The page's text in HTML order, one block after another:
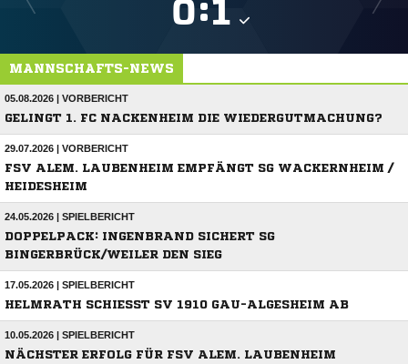
:
MANNSCHAFTS-NEWS
05.08.2026 | VORBERICHT
GELINGT 1. FC NACKENHEIM DIE WIEDERGUTMACHUNG?
29.07.2026 | VORBERICHT
FSV ALEM. LAUBENHEIM EMPFÄNGT SG WACKERNHEIM /
HEIDESHEIM
24.05.2026 | SPIELBERICHT
DOPPELPACK: INGENBRAND SICHERT SG
BINGERBRÜCK/WEILER DEN SIEG
17.05.2026 | SPIELBERICHT
HELMRATH SCHIESST SV 1910 GAU-ALGESHEIM AB
10.05.2026 | SPIELBERICHT
NÄCHSTER ERFOLG FÜR FSV ALEM. LAUBENHEIM